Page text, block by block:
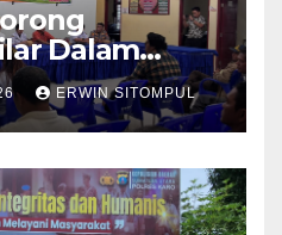
Dalam
dan
Tahun 2026
ERWIN SITOMPUL